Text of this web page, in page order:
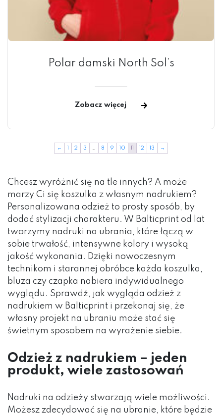
Polar damski North Sol’s
Zobacz więcej
← 1 2 3 … 8 9 10 11 12 13 →
Chcesz wyróżnić się na tle innych? A może
marzy Ci się koszulka z własnym nadrukiem?
Personalizowana odzież to prosty sposób, by
dodać stylizacji charakteru. W Balticprint od lat
tworzymy nadruki na ubrania, które łączą w
sobie trwałość, intensywne kolory i wysoką
jakość wykonania. Dzięki nowoczesnym
technikom i starannej obróbce każda koszulka,
bluza czy czapka nabiera indywidualnego
wyglądu. Sprawdź, jak wygląda odzież z
nadrukiem w Balticprint i przekonaj się, że
własny projekt na ubraniu może stać się
świetnym sposobem na wyrażenie siebie.
Odzież z nadrukiem – jeden
produkt, wiele zastosowań
Nadruki na odzieży stwarzają wiele możliwości.
Możesz zdecydować się na ubranie, które będzie